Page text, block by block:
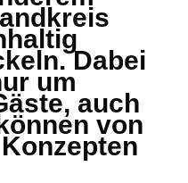
Dabei
um
auch
von